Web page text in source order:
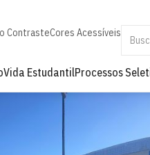
ContrasteCores Acessíveis
Vida EstudantilProcessos